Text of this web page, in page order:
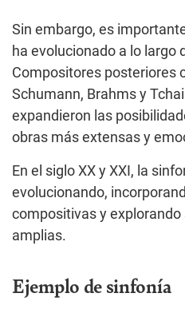
Sin embargo, es
ha evolucionado a lo largo
Compositores posteriores
Schumann, Brahms y
expandieron las
obras más extensas y
En el siglo XX y XXI, la
evolucionando,
compositivas y
amplias.
Ejemplo de sinfonía